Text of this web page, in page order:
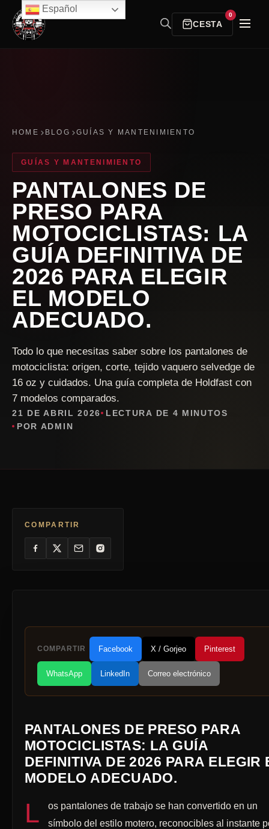
CESTA
0
HOME BLOG GUÍAS Y MANTENIMIENTO
GUÍAS Y MANTENIMIENTO
PANTALONES DE
PRESO PARA
MOTOCICLISTAS: LA
GUÍA DEFINITIVA DE
2026 PARA ELEGIR
EL MODELO
ADECUADO.
Todo lo que necesitas saber sobre los pantalones de
motociclista: origen, corte, tejido vaquero selvedge de
16 oz y cuidados. Una guía completa de Holdfast con
7 modelos comparados.
21 DE ABRIL 2026 LECTURA DE 4 MINUTOS
POR ADMIN
COMPARTIR
COMPARTIR Facebook X / Gorjeo Pinterest
WhatsApp LinkedIn Correo electrónico
PANTALONES DE PRESO PARA
MOTOCICLISTAS: LA GUÍA
DEFINITIVA DE 2026 PARA ELEGIR
MODELO ADECUADO.
L
os pantalones de trabajo se han convertido en un
símbolo del estilo motero, reconocibles al instante
Español